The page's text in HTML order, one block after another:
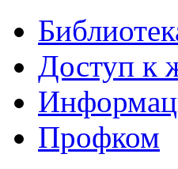
Доступ к
Профком